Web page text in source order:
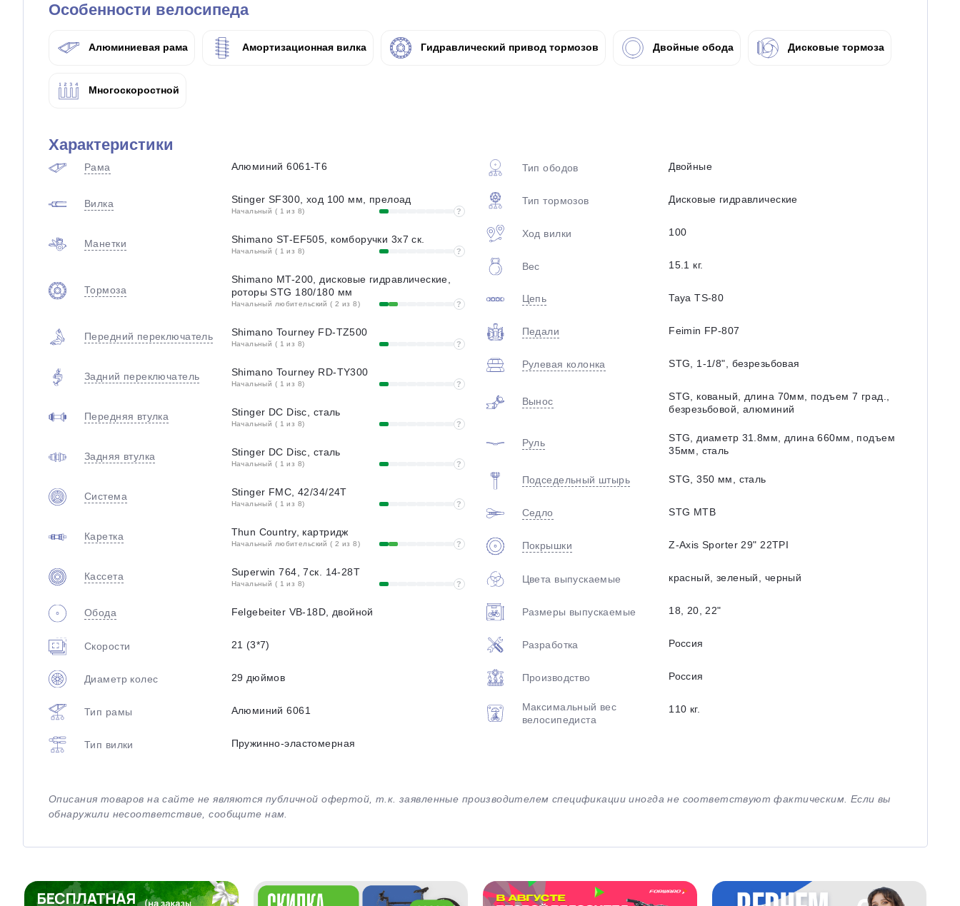
Особенности велосипеда
Алюминиевая рама Амортизационная вилка Гидравлический привод тормозов Двойные обода Дисковые тормоза
Многоскоростной
Характеристики
Рама Алюминий 6061-T6
Вилка Stinger SF300, ход 100 мм, прелоад
Начальный ( 1 из 8) ?
Манетки Shimano ST-EF505, комборучки 3x7 ск.
Начальный ( 1 из 8) ?
Тормоза
Shimano MT-200, дисковые гидравлические,
роторы STG 180/180 мм
Начальный любительский ( 2 из 8) ?
Передний переключатель Shimano Tourney FD-TZ500
Начальный ( 1 из 8) ?
Задний переключатель Shimano Tourney RD-TY300
Начальный ( 1 из 8) ?
Передняя втулка Stinger DС Disc, сталь
Начальный ( 1 из 8) ?
Задняя втулка Stinger DС Disc, сталь
Начальный ( 1 из 8) ?
Система Stinger FMC, 42/34/24T
Начальный ( 1 из 8) ?
Каретка Thun Country, картридж
Начальный любительский ( 2 из 8) ?
Кассета Superwin 764, 7ск. 14-28T
Начальный ( 1 из 8) ?
Обода Felgebeiter VB-18D, двойной
Скорости 21 (3*7)
Диаметр колес 29 дюймов
Тип рамы Алюминий 6061
Тип вилки Пружинно-эластомерная
Тип ободов Двойные
Тип тормозов Дисковые гидравлические
Ход вилки 100
Вес 15.1 кг.
Цепь Taya TS-80
Педали Feimin FP-807
Рулевая колонка STG, 1-1/8ʺ, безрезьбовая
Вынос
STG, кованый, длина 70мм, подъем 7 град.,
безрезьбовой, алюминий
Руль
STG, диаметр 31.8мм, длина 660мм, подъем
35мм, сталь
Подседельный штырь STG, 350 мм, сталь
Седло STG MTB
Покрышки Z-Axis Sporter 29ʺ 22TPI
Цвета выпускаемые красный, зеленый, черный
Размеры выпускаемые 18, 20, 22ʺ
Разработка Россия
Производство Россия
Максимальный вес
велосипедиста
110 кг.
Описания товаров на сайте не являются публичной офертой, т.к. заявленные производителем спецификации иногда не соответствуют фактическим. Если вы
обнаружили несоответствие, сообщите нам.
раз в 2
раз в 2 недели